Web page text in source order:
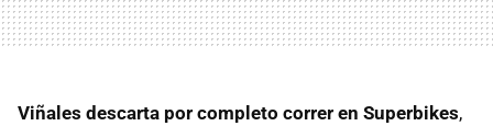
Viñales descarta por completo correr en Superbikes,